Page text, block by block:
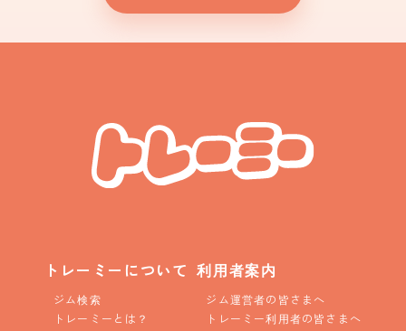
トレーミーについて
ジム検索
トレーミーとは？
利用者案内
ジム運営者の皆さまへ
トレーミー利用者の皆さまへ